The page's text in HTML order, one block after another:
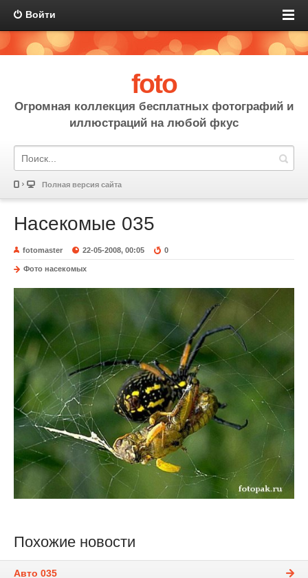
Войти
foto
Огромная коллекция бесплатных фотографий и
иллюстраций на любой фкус
Полная версия сайта
Насекомые 035
fotomaster 22-05-2008, 00:05 0
Фото насекомых
Похожие новости
Авто 035